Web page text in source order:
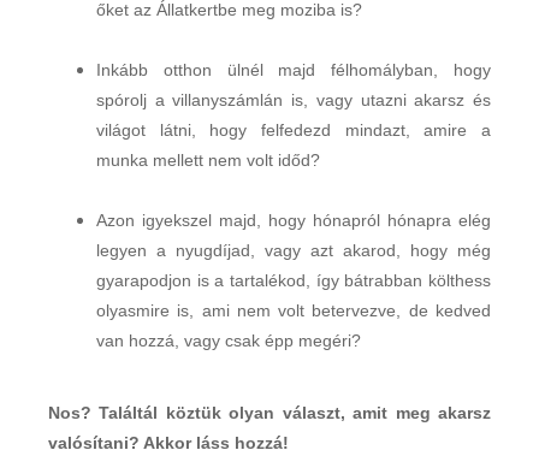
őket az Állatkertbe meg moziba is?
Inkább otthon ülnél majd félhomályban, hogy
spórolj a villanyszámlán is, vagy utazni akarsz és
világot látni, hogy felfedezd mindazt, amire a
munka mellett nem volt időd?
Azon igyekszel majd, hogy hónapról hónapra elég
legyen a nyugdíjad, vagy azt akarod, hogy még
gyarapodjon is a tartalékod, így bátrabban költhess
olyasmire is, ami nem volt betervezve, de kedved
van hozzá, vagy csak épp megéri?
Nos? Találtál köztük olyan választ, amit meg akarsz
valósítani? Akkor láss hozzá!